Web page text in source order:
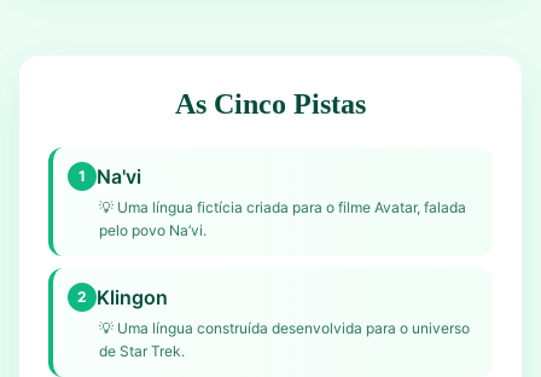
As Cinco Pistas
1 Na'vi
💡 Uma língua fictícia criada para o filme Avatar, falada
pelo povo Na’vi.
2 Klingon
💡 Uma língua construída desenvolvida para o universo
de Star Trek.